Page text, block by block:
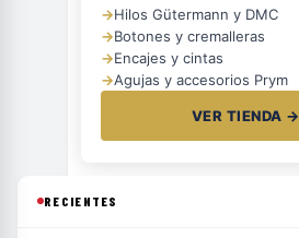
→Hilos Gütermann y DMC
→Botones y cremalleras
→Encajes y cintas
→Agujas y accesorios Prym
VER TIENDA →
RECIENTES